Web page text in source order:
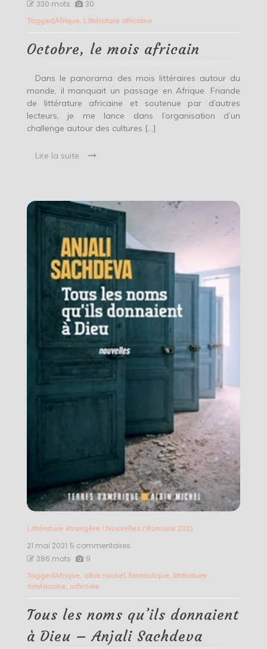
330 mots 30
TaggedAfrique, Littérature africaine
Octobre, le mois africain
Dans le panorama des mois littéraires autour du
monde, il manquait un passage en Afrique. Friande
de littérature africaine et soutenue par d’autres
lecteurs, je me lance dans l’organisation d’un
challenge autour des cultures […]
Lire la suite
Littérature étrangère/ Nouvelles / Romans 2021
21 mai 2021 5 commentaires
noms
Dieu
–
Anjali
386 mots 9
TaggedAfrique, albin michel fantastique, littérature
américaine, uchronie
Tous les noms qu’ils donnaient
à Dieu – Anjali Sachdeva